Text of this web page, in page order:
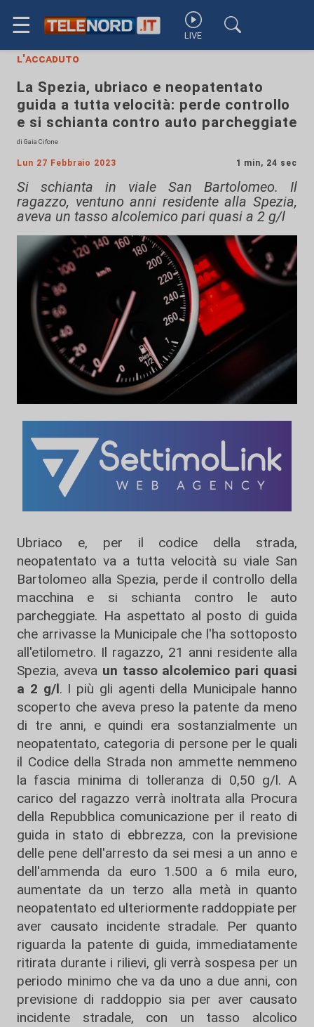
☰ LIVE
l'accaduto
La Spezia, ubriaco e neopatentato
guida a tutta velocità: perde controllo
e si schianta contro auto parcheggiate
di Gaia Cifone
Lun 27 Febbraio 2023 1 min, 24 sec
Si schianta in viale San Bartolomeo. Il
ragazzo, ventuno anni residente alla Spezia,
aveva un tasso alcolemico pari quasi a 2 g/l
Ubriaco e, per il codice della strada,
neopatentato va a tutta velocità su viale San
Bartolomeo alla Spezia, perde il controllo della
macchina e si schianta contro le auto
parcheggiate. Ha aspettato al posto di guida
che arrivasse la Municipale che l'ha sottoposto
all'etilometro. Il ragazzo, 21 anni residente alla
Spezia, aveva un tasso alcolemico pari quasi
a 2 g/l. I più gli agenti della Municipale hanno
scoperto che aveva preso la patente da meno
di tre anni, e quindi era sostanzialmente un
neopatentato, categoria di persone per le quali
il Codice della Strada non ammette nemmeno
la fascia minima di tolleranza di 0,50 g/l. A
carico del ragazzo verrà inoltrata alla Procura
della Repubblica comunicazione per il reato di
guida in stato di ebbrezza, con la previsione
delle pene dell'arresto da sei mesi a un anno e
dell'ammenda da euro 1.500 a 6 mila euro,
aumentate da un terzo alla metà in quanto
neopatentato ed ulteriormente raddoppiate per
aver causato incidente stradale. Per quanto
riguarda la patente di guida, immediatamente
ritirata durante i rilievi, gli verrà sospesa per un
periodo minimo che va da uno a due anni, con
previsione di raddoppio sia per aver causato
incidente stradale, con un tasso alcolico